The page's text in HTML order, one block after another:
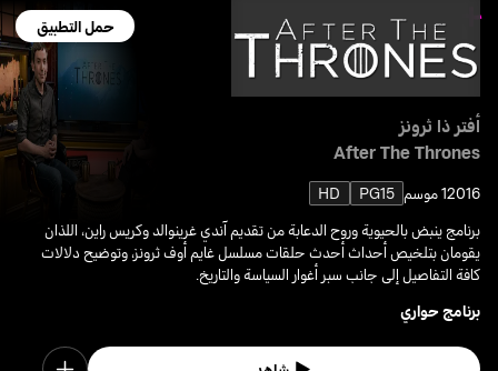
حمل التطبيق
أفتر ذا ثرونز
After The Thrones
20161 موسم PG15
HD
برنامج ينبض بالحيوية وروح الدعابة من تقديم آندي غرينوالد وكريس راين، اللذان
يقومان بتلخيص أحداث أحدث حلقات مسلسل غايم أوف ثرونز، وتوضيح دلالات
كافة التفاصيل إلى جانب سبر أغوار السياسة والتاريخ.
برنامج حواري